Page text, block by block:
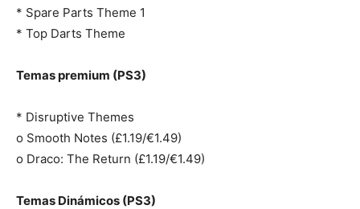
* Spare Parts Theme 1
* Top Darts Theme
Temas premium (PS3)
* Disruptive Themes
o Smooth Notes (£1.19/€1.49)
o Draco: The Return (£1.19/€1.49)
Temas Dinámicos (PS3)